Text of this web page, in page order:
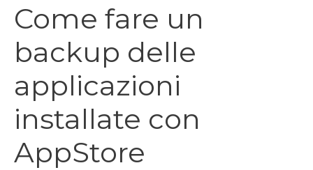
Come fare un
backup delle
applicazioni
installate con
AppStore